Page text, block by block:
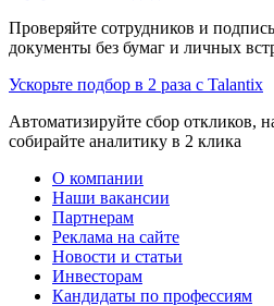
Проверяйте сотрудников и
документы без бумаг и личных
Ускорьте подбор в 2 раза с Talantix
Автоматизируйте сбор откликов,
собирайте аналитику в 2 клика
О компании
Наши вакансии
Партнерам
Реклама на сайте
Новости и статьи
Инвесторам
Кандидаты по профессиям